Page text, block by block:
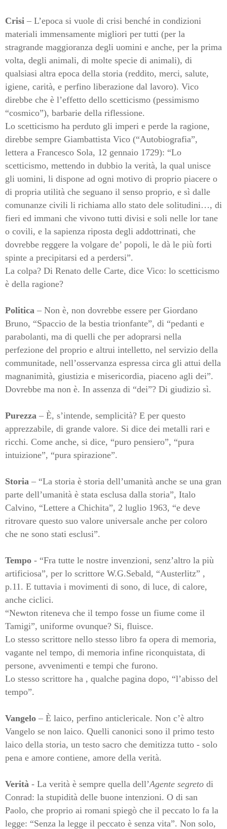
Crisi – L’epoca si vuole di crisi benché in condizioni
materiali immensamente migliori per tutti (per la
stragrande maggioranza degli uomini e anche, per la prima
volta, degli animali, di molte specie di animali), di
qualsiasi altra epoca della storia (reddito, merci, salute,
igiene, carità, e perfino liberazione dal lavoro). Vico
direbbe che è l’effetto dello scetticismo (pessimismo
“cosmico”), barbarie della riflessione.
Lo scetticismo ha perduto gli imperi e perde la ragione,
direbbe sempre Giambattista Vico (“Autobiografia”,
lettera a Francesco Sola, 12 gennaio 1729): “Lo
scetticismo, mettendo in dubbio la verità, la qual unisce
gli uomini, li dispone ad ogni motivo di proprio piacere o
di propria utilità che seguano il senso proprio, e sì dalle
comunanze civili li richiama allo stato dele solitudini…, di
fieri ed immani che vivono tutti divisi e soli nelle lor tane
o covili, e la sapienza riposta degli addottrinati, che
dovrebbe reggere la volgare de’ popoli, le dà le più forti
spinte a precipitarsi ed a perdersi”.
La colpa? Di Renato delle Carte, dice Vico: lo scetticismo
è della ragione?
Politica – Non è, non dovrebbe essere per Giordano
Bruno, “Spaccio de la bestia trionfante”, di “pedanti e
parabolanti, ma di quelli che per adoprarsi nella
perfezione del proprio e altrui intelletto, nel servizio della
communitade, nell’osservanza espressa circa gli attui della
magnanimità, giustizia e misericordia, piaceno agli dei”.
Dovrebbe ma non è. In assenza di “dei”? Di giudizio sì.
Purezza – È, s’intende, semplicità? E per questo
apprezzabile, di grande valore. Si dice dei metalli rari e
ricchi. Come anche, si dice, “puro pensiero”, “pura
intuizione”, “pura spirazione”.
Storia – “La storia è storia dell’umanità anche se una gran
parte dell’umanità è stata esclusa dalla storia”, Italo
Calvino, “Lettere a Chichita”, 2 luglio 1963, “e deve
ritrovare questo suo valore universale anche per coloro
che ne sono stati esclusi”.
Tempo - “Fra tutte le nostre invenzioni, senz’altro la più
artificiosa”, per lo scrittore W.G.Sebald, “Austerlitz” ,
p.11. E tuttavia i movimenti di sono, di luce, di calore,
anche ciclici.
“Newton riteneva che il tempo fosse un fiume come il
Tamigi”, uniforme ovunque? Si, fluisce.
Lo stesso scrittore nello stesso libro fa opera di memoria,
vagante nel tempo, di memoria infine riconquistata, di
persone, avvenimenti e tempi che furono.
Lo stesso scrittore ha , qualche pagina dopo, “l’abisso del
tempo”.
Vangelo – È laico, perfino anticlericale. Non c’è altro
Vangelo se non laico. Quelli canonici sono il primo testo
laico della storia, un testo sacro che demitizza tutto - solo
pena e amore contiene, amore della verità.
Verità - La verità è sempre quella dell’Agente segreto di
Conrad: la stupidità delle buone intenzioni. O di san
Paolo, che proprio ai romani spiegò che il peccato lo fa la
legge: “Senza la legge il peccato è senza vita”. Non solo,